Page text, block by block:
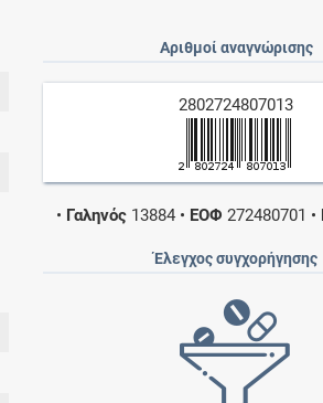
Αριθμοί αναγνώρισης
2802724807013
• Γαληνός 13884 • ΕΟΦ 272480701 •
Έλεγχος συγχορήγησης